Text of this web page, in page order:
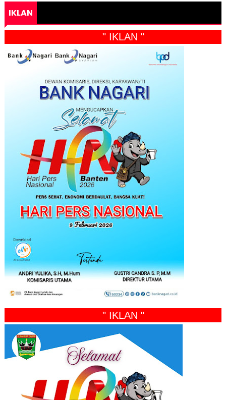
IKLAN
" IKLAN "
" IKLAN "